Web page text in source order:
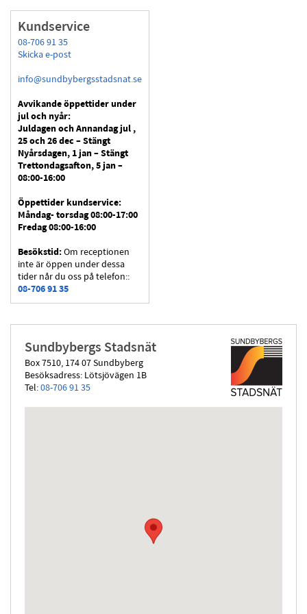
Kundservice
08-706 91 35
Skicka e-post
info@sundbybergsstadsnat.se
Avvikande öppettider under
jul och nyår:
Juldagen och Annandag jul ,
25 och 26 dec – Stängt
Nyårsdagen, 1 jan – Stängt
Trettondagsafton, 5 jan –
08:00-16:00
Öppettider kundservice:
Måndag- torsdag 08:00-17:00
Fredag 08:00-16:00
Besökstid: Om receptionen
inte är öppen under dessa
tider når du oss på telefon::
08-706 91 35
Sundbybergs Stadsnät
Box 7510, 174 07 Sundbyberg
Besöksadress: Lötsjövägen 1B
Tel: 08-706 91 35